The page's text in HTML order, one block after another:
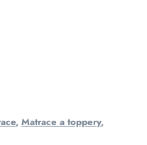
, Matrace a toppery,